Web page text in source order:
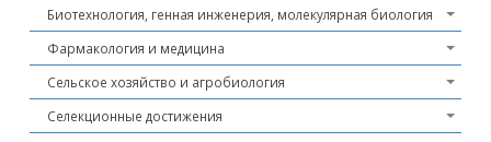
Биотехнология, генная инженерия, молекулярная биология
Фармакология и медицина
Сельское хозяйство и агробиология
Селекционные достижения